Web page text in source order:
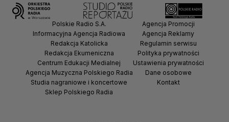
Polskie Radio S.A.
Informacyjna Agencja Radiowa
Redakcja Katolicka
Redakcja Ekumeniczna
Centrum Edukacji Medialnej
Agencja Muzyczna Polskiego Radia
Studia nagraniowe i koncertowe
Sklep Polskiego Radia
Agencja Promocji
Agencja Reklamy
Regulamin serwisu
Polityka prywatności
Ustawienia prywatności
Dane osobowe
Kontakt